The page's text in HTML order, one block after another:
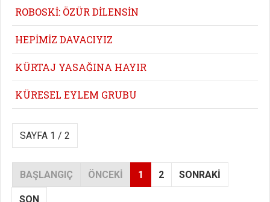
ROBOSKİ: ÖZÜR DİLENSİN
HEPİMİZ DAVACIYIZ
KÜRTAJ YASAĞINA HAYIR
KÜRESEL EYLEM GRUBU
SAYFA 1 / 2
BAŞLANGIÇ ÖNCEKI 1 2 SONRAKI
SON